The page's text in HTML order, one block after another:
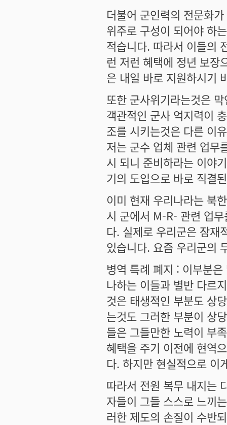
더불어 군인력의 전문화
위주로 구성이 되어야 하
적습니다. 따라서 이들의
런 저런 혜택에 정년 보장
은 내일 바로 지원하시기
또한 군사위기라는것은
객관적인 군사 억지력이
조를 시키는것은 다른 이
저는 군수 업체 관련 업무
시 되니 준비하라는 이야
기의 도입으로 바로 직결
이미 현재 우리나라는 북
시 군에서 M-R- 관련 업
다. 실제로 우리군은 잠재
있습니다. 요즘 우리군의
병역 특례 폐지 : 이부분
나하는 이들과 별반 다르
것은 태생적인 부분도 상
는것도 그러한 부분이 상
들은 그들만한 노력이 부
혜택을 주기 이전에 현역
다. 하지만 현실적으로 이
따라서 전원 복무 내지는
자들이 그들 스스로 느끼
러한 제도의 손질이 수반